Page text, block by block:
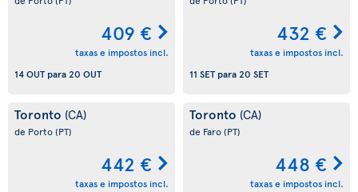
409 €
taxas e impostos incl.
14 OUTpara20 OUT
432 €
taxas e impostos incl.
11 SETpara20 SET
Toronto (CA)
de Porto(PT)
442 €
taxas e impostos incl.
Toronto (CA)
de Faro(PT)
448 €
taxas e impostos incl.